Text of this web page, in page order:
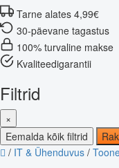
Tarne alates 4,99€
30-päevane tagastus
100% turvaline makse
Kvaliteedigarantii
Filtrid
×
Eemalda kõik filtrid
/ IT & Ühenduvus /